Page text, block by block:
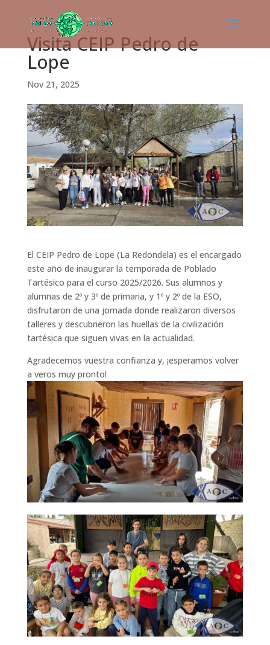
Visita CEIP Pedro de
Lope
Nov 21, 2025
El CEIP Pedro de Lope (La Redondela) es el encargado
este año de inaugurar la temporada de Poblado
Tartésico para el curso 2025/2026. Sus alumnos y
alumnas de 2º y 3º de primaria, y 1º y 2º de la ESO,
disfrutaron de una jornada donde realizaron diversos
talleres y descubrieron las huellas de la civilización
tartésica que siguen vivas en la actualidad.
Agradecemos vuestra confianza y, ¡esperamos volver
a veros muy pronto!